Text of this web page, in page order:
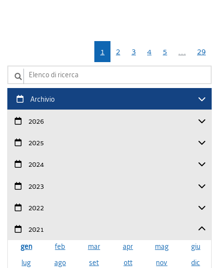
1 2 3 4 5 … 29
Elenco di ricerca
Archivio
2026
2025
2024
2023
2022
2021
gen
feb mar apr mag
giu
lug
ago set ott nov dic